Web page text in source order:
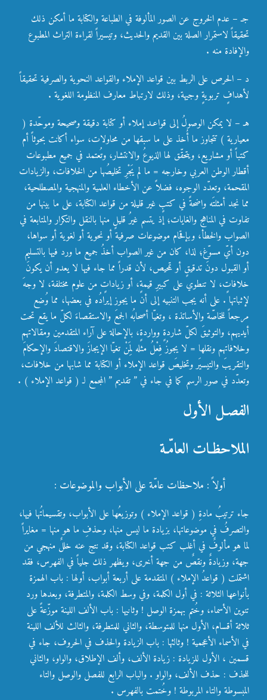
جـ – عدم الخروج عن الصور المألوفة في الطباعة والكتابة ما أمكن ذلك
تحقيقاً لاستمرار الصلة بين القديم والحديث، وتيسيراً لقراءة التراث المطبوع
والإفادة منه .
د – الحرص على الربط بين قواعد الإملاء والقواعد النحوية والصرفية تحقيقاً
لأهدافٍ تربويةٍ وجيهة، وذلك لارتباط معارف المنظومة اللغوية .
هـ – لا يمكن الوصولُ إلى قواعـد إملاء أو كتابة دقيقة وصحيحة وموحّدة (
معيارية ) تتجاوز ما أُخذ على ما سبقها من محاولات، سواء أكانت بحوثاً أم
كتباً أو مشاريع، ويتحقّق لها الذيوعُ والانتشار، وتُعتمد في جميع مطبوعات
أقطار الوطن العربي وخارجه = ما لم يَجْرِ تخليصُها من الخلافات، والزيادات
المقحمة، وتعدّد الوجوه، فضلاً عن الأخطاء العلمية والمنهجية والمصطلحية،
مما نجد أمثلتَه واضحةً في كتبٍ غير قليلة من قواعد الكتابة، على ما بينها من
تفاوت في المناهج والغايات؛ إذ يتسم غيرُ قليلٍ منها بالنقل والتكرار والمتابعة في
الصواب والخطأ، وبإقحام موضوعات صرفية أو نحوية أو لغوية أو سواها،
دون أيّ مسوّغ؛ لذا، كان من غير الصواب أخذُ جميع ما ورد فيها بالتسليم
أو القبول دونَ تدقيقٍ أو تمحيص، لأن قدراً مما جاء فيها لا يعدو أن يكونَ
خلافاتٍ، لا تنطوي على كبيرِ قيمةٍ، أو زياداتٍ من علوم مختلفة، لا وجهَ
لإثباتها . على أنه يجب التنبيه إلى أن ما يجوز إيرادُه في بعضها، مما وُضع
مرجعاً للخاصّة والأساتذة ، وتغيّا أصحابُه الجمعَ والاستقصاءَ لكلّ ما يقع تحت
أيديهم، والتوثيقَ لكلّ شاردةٍ وواردةٍ، بالإحالة على آراء المتقدمين ومقالاتهم
وخلافاتهم ونقلها = لا يجوزُ فِعْلُ مثله لِمَنْ تغيّا الإيجازَ والاقتصادَ والإحكامَ
والتقريبَ والتيسيَر وتخليصَ قواعد الإملاء أو الكتابة مما شابها من خلافات،
وتعدّد في صور الرسم كما في جاء في ” تقديم ” المجمع لـ ( قواعد الإملاء ) .
الفصـل الأول
الملاحظـات العامّـة
أولاً : ملاحظات عامّة على الأبواب والموضوعات :
جاء ترتيبُ مادةِ ( قواعد الإملاء ) وتوزيعُها على الأبواب، وتقسيماتُها فيها،
والتصرفُ في موضوعاتها، بزيادة ما ليس منها، وحذفِ ما هو منها = مغايراً
لما هو مألوفٌ في أغلب كتب قواعد الكتابة، وقد نتج عنه خللٌ منهجي من
جهة، وزيادةٌ ونقصٌ من جهة أخرى، ويظهر ذلك جلياً في الفهرس، فقد
اشتملت ( قواعدُ الإملاء ) المتقدمة على أربعة أبواب، أولها : باب الهمزة
بأنواعها الثلاثة : في أول الكلمة، وفي وسط الكلمة، والمتطرفة، وبعدها ورد
تنوين الأسماء، وخُتم بهمزة الوصل ! وثانيها : باب الألف اللينة موزّعةً على
ثلاثة أقسام، الأول منها للمتوسطة، والثاني للمتطرفة، والثالث للألف اللينة
في الأسماء الأعجمية ! وثالثها : باب الزيادة والحذف في الحروف، جاء في
قسمين ، الأول للزيادة : زيادة الألف، وألف الإطلاق، والواو، والثاني
للحذف : حذف الألف، والواو . والباب الرابع للفصل والوصل والتاء
المبسوطة والتاء المربوطة ! وخُتمت بالفهرس .